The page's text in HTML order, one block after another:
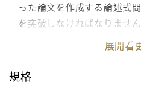
った論文を作成する論述式
を突破しなければなりませ
策―出題頻度の高いキーワ
て、意味内容を効率よく習
能性の高い過去問演習 ②午
出ても通用する汎用的解法
展開看
規格